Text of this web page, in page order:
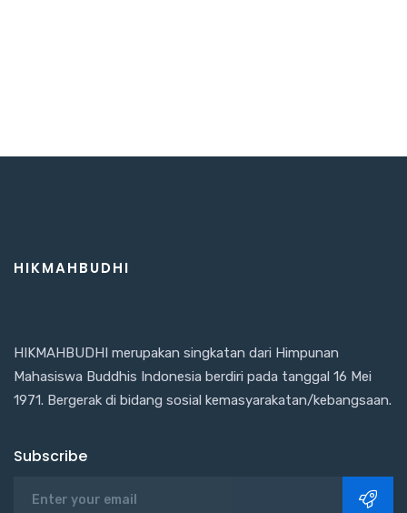
HIKMAHBUDHI
HIKMAHBUDHI merupakan singkatan dari Himpunan
Mahasiswa Buddhis Indonesia berdiri pada tanggal 16 Mei
1971. Bergerak di bidang sosial kemasyarakatan/kebangsaan.
Subscribe